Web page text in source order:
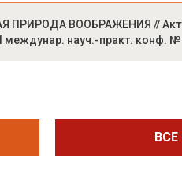
ПРИРОДА ВООБРАЖЕНИЯ //
междунар. науч.-практ. конф.